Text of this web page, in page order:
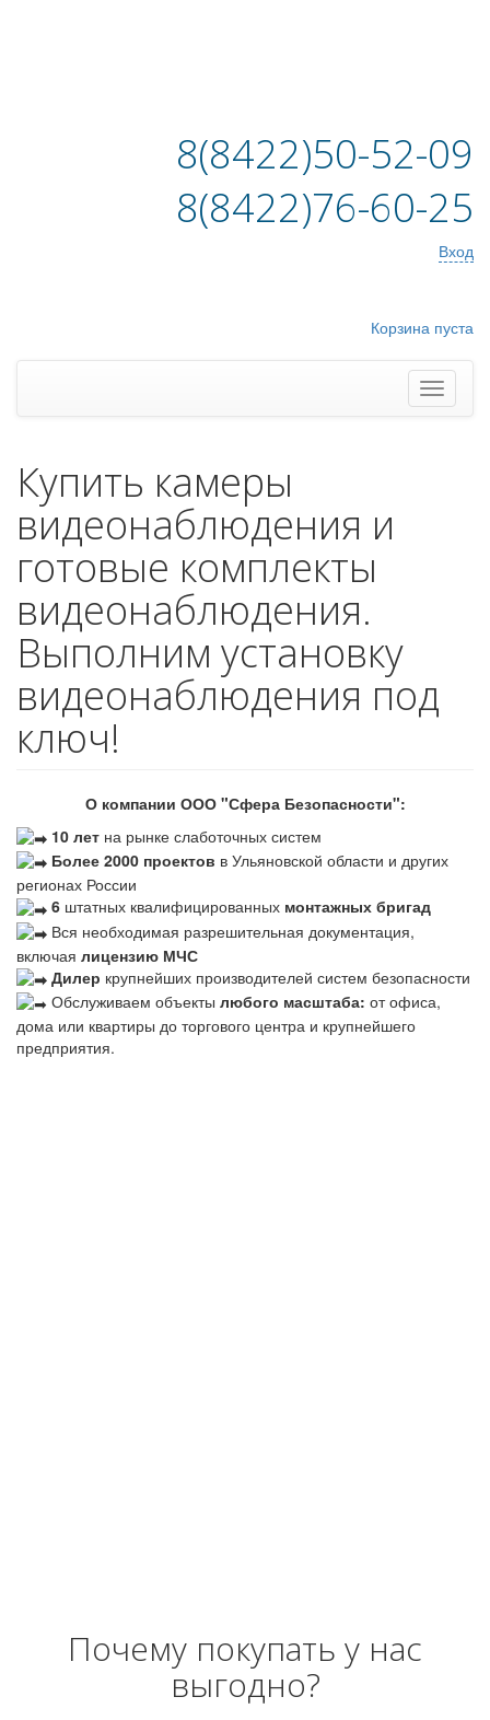
8(8422)50-52-09
8(8422)76-60-25
Вход
Корзина пуста
Купить камеры
видеонаблюдения и
готовые комплекты
видеонаблюдения.
Выполним установку
видеонаблюдения под
ключ!
О компании ООО "Сфера Безопасности":
10 лет на рынке слаботочных систем
Более 2000 проектов в Ульяновской области и других
регионах России
6 штатных квалифицированных монтажных бригад
Вся необходимая разрешительная документация,
включая лицензию МЧС
Дилер крупнейших производителей систем безопасности
Обслуживаем объекты любого масштаба: от офиса,
дома или квартиры до торгового центра и крупнейшего
предприятия.
Почему покупать у нас
выгодно?